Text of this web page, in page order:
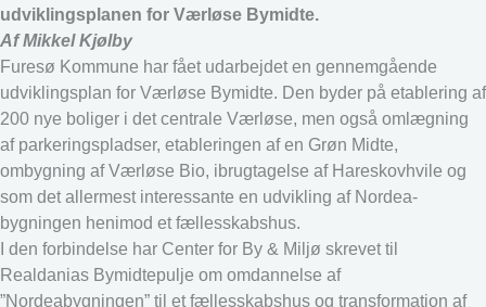
udviklingsplanen for Værløse Bymidte.
Af Mikkel Kjølby
Furesø Kommune har fået udarbejdet en gennemgående
udviklingsplan for Værløse Bymidte. Den byder på etablering af
200 nye boliger i det centrale Værløse, men også omlægning
af parkeringspladser, etableringen af en Grøn Midte,
ombygning af Værløse Bio, ibrugtagelse af Hareskovhvile og
som det allermest interessante en udvikling af Nordea-
bygningen henimod et fællesskabshus.
I den forbindelse har Center for By & Miljø skrevet til
Realdanias Bymidtepulje om omdannelse af
”Nordeabygningen” til et fællesskabshus og transformation af